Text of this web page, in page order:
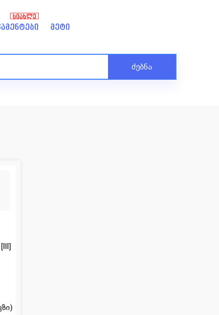
ᲡᲘᲐᲮᲚᲔ
მეტი
ძებნა